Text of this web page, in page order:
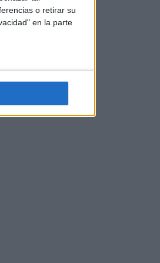
o retirar su
en la parte